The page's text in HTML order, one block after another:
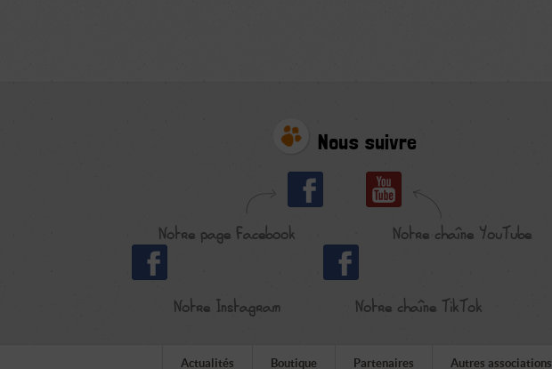
Nous suivre
Notre page Facebook Notre chaîne YouTube
Notre Instagram Notre chaîne TikTok
Actualités Boutique Partenaires Autres associations